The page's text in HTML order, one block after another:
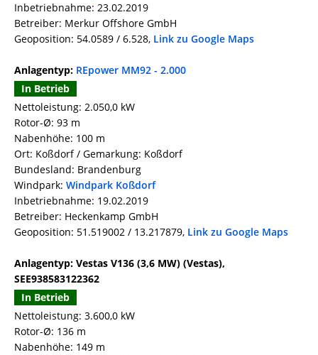
Inbetriebnahme: 23.02.2019
Betreiber: Merkur Offshore GmbH
Geoposition: 54.0589 / 6.528, Link zu Google Maps
Anlagentyp: REpower MM92 - 2.000
In Betrieb
Nettoleistung: 2.050,0 kW
Rotor-Ø: 93 m
Nabenhöhe: 100 m
Ort: Koßdorf / Gemarkung: Koßdorf
Bundesland: Brandenburg
Windpark: Windpark Koßdorf
Inbetriebnahme: 19.02.2019
Betreiber: Heckenkamp GmbH
Geoposition: 51.519002 / 13.217879, Link zu Google Maps
Anlagentyp: Vestas V136 (3,6 MW) (Vestas),
SEE938583122362
In Betrieb
Nettoleistung: 3.600,0 kW
Rotor-Ø: 136 m
Nabenhöhe: 149 m